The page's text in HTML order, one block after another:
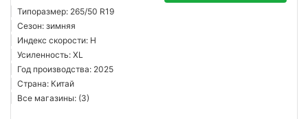
Типоразмер: 265/50 R19
Сезон: зимняя
Индекс скорости: H
Усиленность: XL
Год производства: 2025
Страна: Китай
Все магазины: (3)